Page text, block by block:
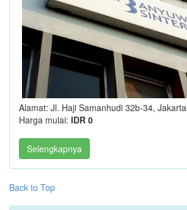
Alamat: Jl. Haji Samanhudi 32b-34, Jakarta
Harga mulai: IDR 0
Selengkapnya
Back to Top